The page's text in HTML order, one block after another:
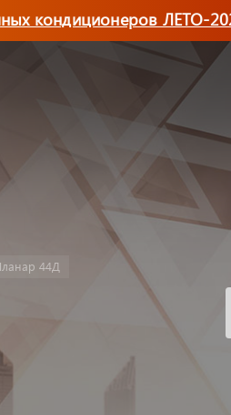
кондиционеров ЛЕТО-2026
44Д